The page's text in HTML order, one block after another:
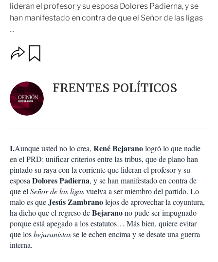
lideran el profesor y su esposa Dolores Padierna, y se
han manifestado en contra de que el Señor de las ligas
...
O
p
o
n
e
s
o
m
p
a
r
i
r
a
r
FRENTES POLÍTICOS
I.Aunque usted no lo crea, René Bejaranologró lo que nadie
en el PRD: unificar criterios entre las tribus, que de plano han
pintado su raya con la corriente que lideran el profesor y su
esposa Dolores Padierna, y se han manifestado en contra de
que el Señor de las ligasvuelva a ser miembro del partido. Lo
malo es queJesús Zambranolejos de aprovechar la coyuntura,
ha dicho que el regreso deBejaranono pude ser impugnado
porque está apegado a los estatutos… Más bien, quiere evitar
que losbejaranistasse le echen encima y se desate una guerra
interna.